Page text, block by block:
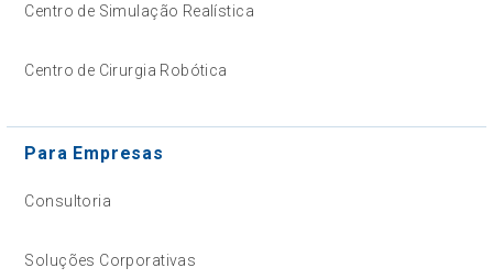
Centro de Simulação Realística
Centro de Cirurgia Robótica
Para Empresas
Consultoria
Soluções Corporativas